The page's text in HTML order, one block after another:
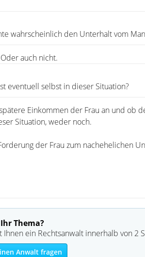
wahrscheinlich den Unterhalt vom
auch nicht.
eventuell selbst in dieser Situation?
Einkommen der Frau an und ob
Situation, weder noch.
der Frau zum nachehelichen
Thema?
ein Rechtsanwalt innerhalb von 2
Anwalt fragen